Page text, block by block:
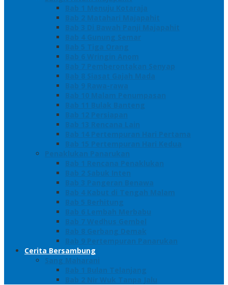
Bab 1 Menuju Kotaraja
Bab 2 Matahari Majapahit
Bab 3 Di Bawah Panji Majapahit
Bab 4 Gunung Semar
Bab 5 Tiga Orang
Bab 6 Wringin Anom
Bab 7 Pemberontakan Senyap
Bab 8 Siasat Gajah Mada
Bab 9 Rawa-rawa
Bab 10 Malam Penumpasan
Bab 11 Bulak Banteng
Bab 12 Persiapan
Bab 13 Rencana Lain
Bab 14 Pertempuran Hari Pertama
Bab 15 Pertempuran Hari Kedua
Penaklukan Panarukan
Bab 1 Rencana Penaklukan
Bab 2 Sabuk Inten
Bab 3 Pangeran Benawa
Bab 4 Kabut di Tengah Malam
Bab 5 Berhitung
Bab 6 Lembah Merbabu
Bab 7 Wedhus Gembel
Bab 8 Gerbang Demak
Bab 9 Pertempuran Panarukan
Cerita Bersambung
Sang Maharani
Bab 1 Bulan Telanjang
Bab 2 Nir Wuk Tanpa Jalu